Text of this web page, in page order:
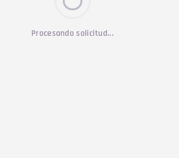
Procesando solicitud...